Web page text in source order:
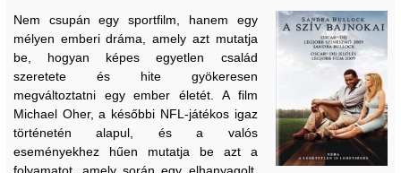
Nem csupán egy sportfilm, hanem egy
mélyen emberi dráma, amely azt mutatja
be, hogyan képes egyetlen család
szeretete és hite gyökeresen
megváltoztatni egy ember életét. A film
Michael Oher, a későbbi NFL-játékos igaz
történetén alapul, és a valós
eseményekhez hűen mutatja be azt a
folyamatot, amely során egy elhanyagolt,